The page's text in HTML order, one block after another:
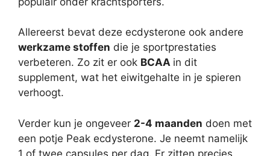
Allereerst bevat deze ecdysterone ook andere
werkzame stoffen die je sportprestaties
verbeteren. Zo zit er ook BCAA in dit
supplement, wat het eiwitgehalte in je spieren
verhoogt.
Verder kun je ongeveer 2-4 maanden doen met
een potje Peak ecdysterone. Je neemt namelijk
1 of twee capsules per dag. Er zitten precies